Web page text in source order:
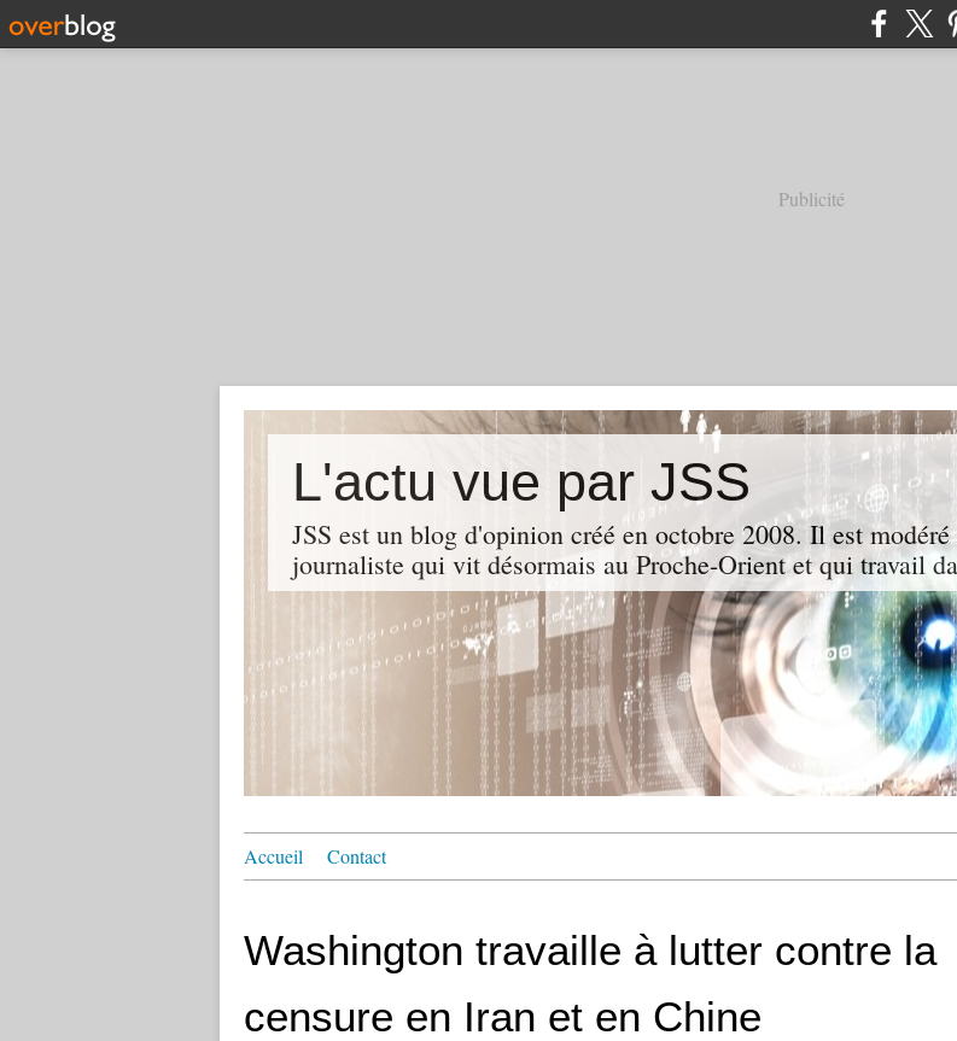
Publicité
L'actu vue par JSS
JSS est un blog d'opinion créé en octobre 2008. Il est
journaliste qui vit désormais au Proche-Orient et qui travail
Accueil Contact
Washington travaille à lutter contre la
censure en Iran et en Chine